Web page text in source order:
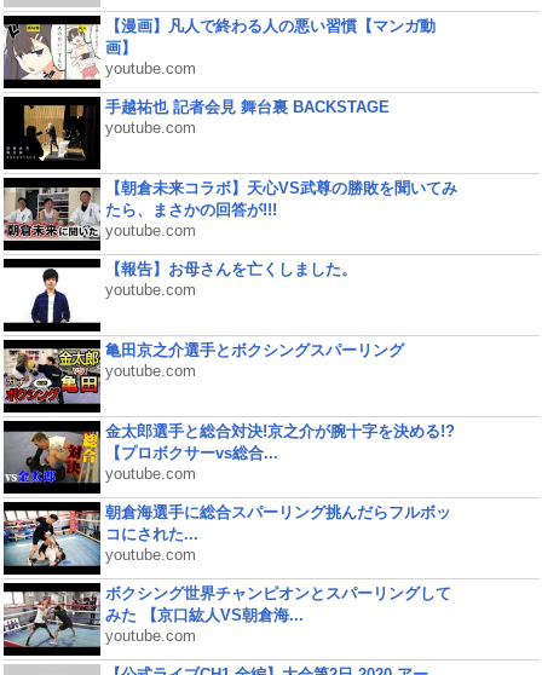
【漫画】凡人で終わる人の悪い習慣【マンガ動
画】
youtube.com
手越祐也 記者会見 舞台裏 BACKSTAGE
youtube.com
【朝倉未来コラボ】天心VS武尊の勝敗を聞いてみ
たら、まさかの回答が!!!
youtube.com
【報告】お母さんを亡くしました。
youtube.com
亀田京之介選手とボクシングスパーリング
youtube.com
金太郎選手と総合対決!京之介が腕十字を決める!?
【プロボクサーvs総合...
youtube.com
朝倉海選手に総合スパーリング挑んだらフルボッ
コにされた...
youtube.com
ボクシング世界チャンピオンとスパーリングして
みた 【京口紘人VS朝倉海...
youtube.com